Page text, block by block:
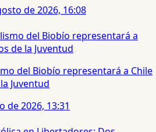
de 2026, 16:08
del Biobío representará a Chile
Juventud
de 2026, 13:31